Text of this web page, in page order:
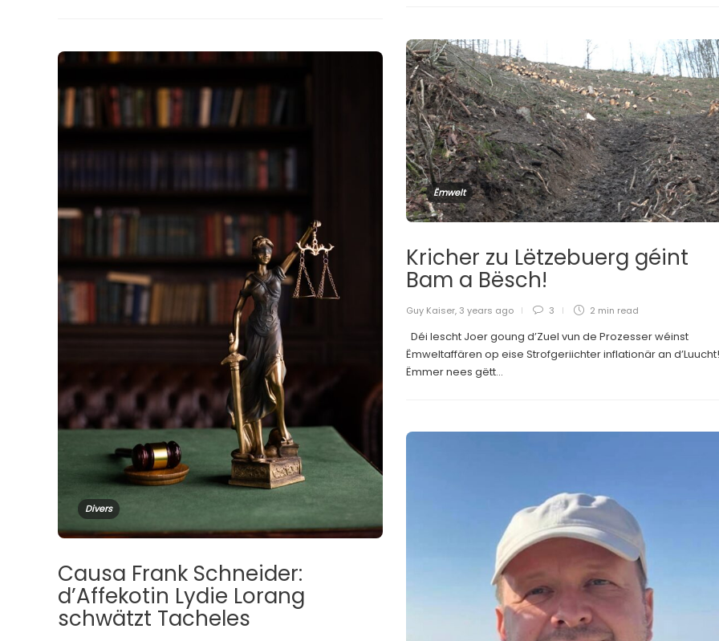
Ëmwelt
Kricher zu Lëtzebuerg géint
Bam a Bësch!
Guy Kaiser, 3 years ago 3 2 min read
Déi lescht Joer goung d’Zuel vun de Prozesser wéinst
Ëmweltaffären op eise Strofgeriichter inflationär an d’Luucht!
Ëmmer nees gëtt...
Divers
Causa Frank Schneider:
d’Affekotin Lydie Lorang
schwätzt Tacheles